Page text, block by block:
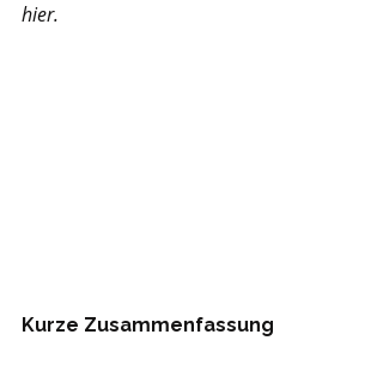
hier.
Kurze Zusammenfassung